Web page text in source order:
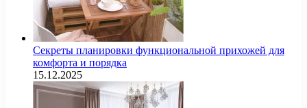
Секреты планировки функциональной прихожей для
комфорта и порядка
15.12.2025